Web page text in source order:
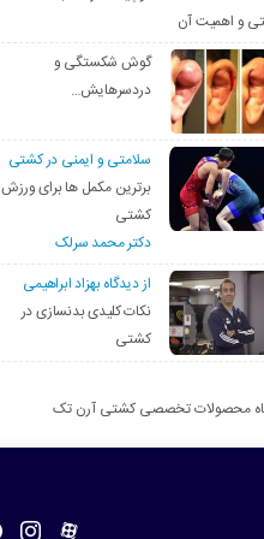
و اهمیت آن
گوش شکستگی و
دردسرهایش…
سلامتی و ایمنی در کشتی
برترین مکمل ها برای ورزش
کشتی
دکتر محمد سرلک
از دیدگاه بهزاد ابراهیمی
نکات کلیدی بدنسازی در
کشتی
محصولات تخصصی کشتی آرن تک